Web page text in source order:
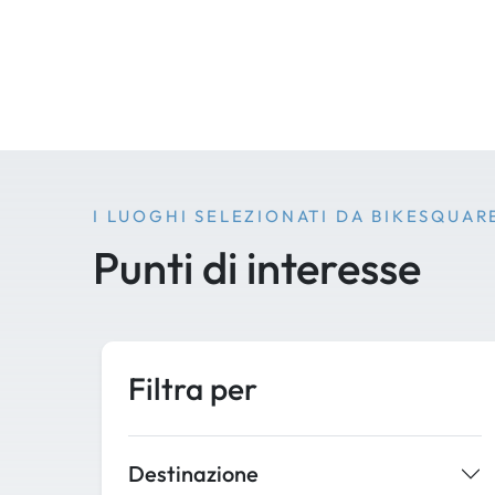
I LUOGHI SELEZIONATI DA
Punti di interesse
Filtra per
Destinazione